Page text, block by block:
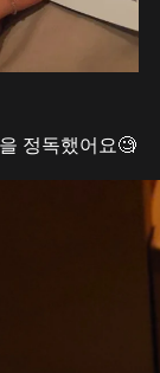
정독했어요🧐